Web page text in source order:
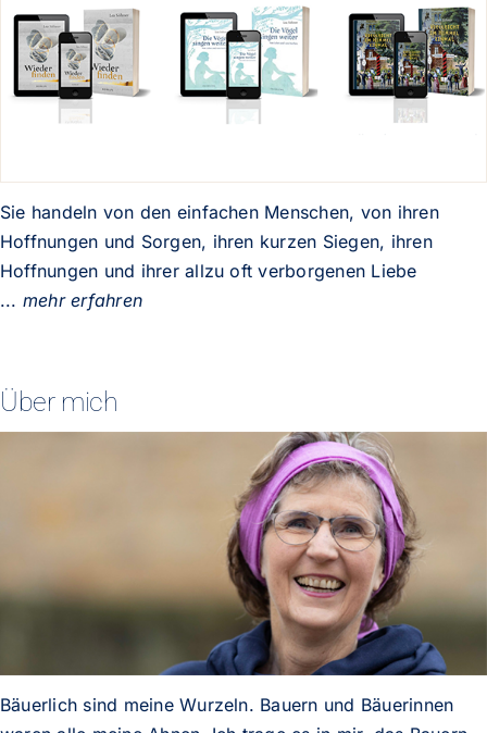
Sie handeln von den einfachen Menschen, von ihren
Hoffnungen und Sorgen, ihren kurzen Siegen, ihren
Hoffnungen und ihrer allzu oft verborgenen Liebe
... mehr erfahren
Über mich
Bäuerlich sind meine Wurzeln. Bauern und Bäuerinnen